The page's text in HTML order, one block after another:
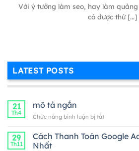
Với ý tưởng làm seo, hay làm
có được thứ [...]
LATEST POSTS
21
Th4
mô tả ngắn
Chức năng bình luận bị tắtở
tả
ngắn
29
Th11
Cách Thanh Toán Google
Nhất